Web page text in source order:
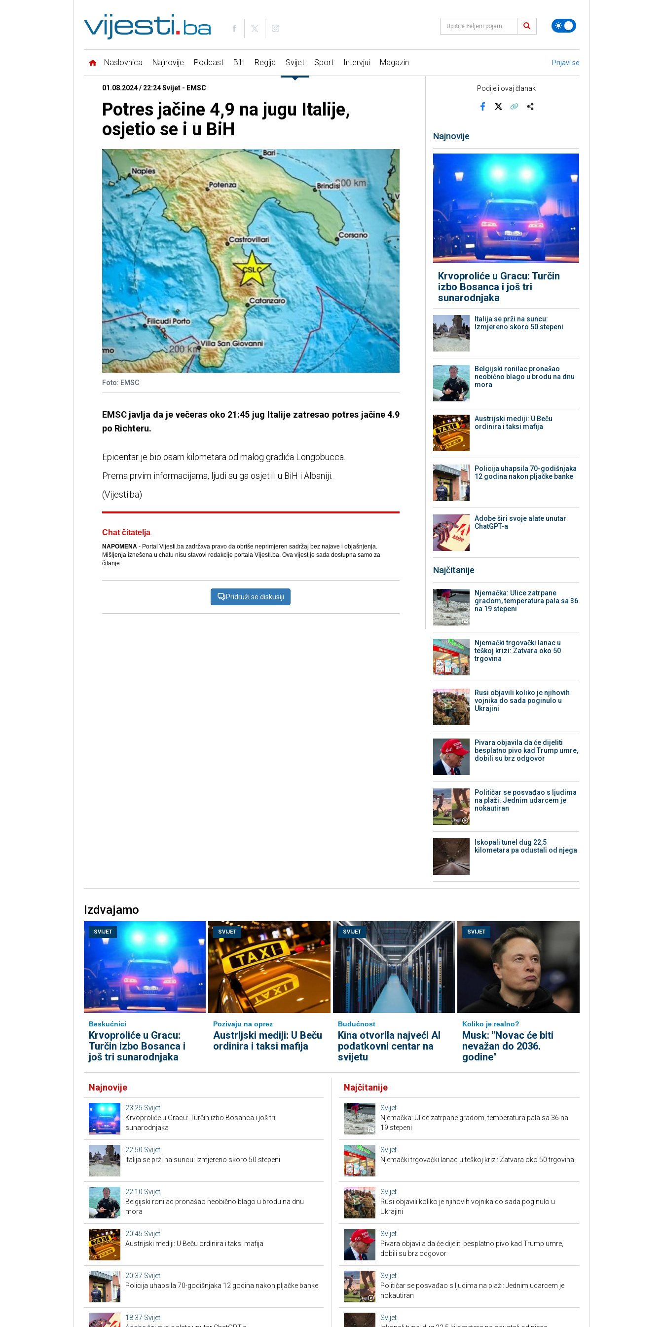
Naslovnica Najnovije Podcast BiH Regija Svijet Sport Intervjui Magazin Prijavi se
01.08.2024 / 22:24 Svijet - EMSC
Potres jačine 4,9 na jugu Italije,
osjetio se i u BiH
Foto: EMSC
EMSC javlja da je večeras oko 21:45 jug Italije zatresao potres jačine 4.9
po Richteru.
Epicentar je bio osam kilometara od malog gradića Longobucca.
Prema prvim informacijama, ljudi su ga osjetili u BiH i Albaniji.
(Vijesti.ba)
Chat čitatelja
NAPOMENA- Portal Vijesti.ba zadržava pravo da obriše neprimjeren sadržaj bez najave i objašnjenja.
Mišljenja iznešena u chatu nisu stavovi redakcije portala Vijesti.ba. Ova vijest je sada dostupna samo za
čitanje.
Pridruži se diskusiji
Podijeli ovaj članak
Najnovije
Krvoproliće u Gracu: Turčin
izbo Bosanca i još tri
sunarodnjaka
Italija se prži na suncu:
Izmjereno skoro 50 stepeni
Belgijski ronilac pronašao
neobično blago u brodu na dnu
mora
Austrijski mediji: U Beču
ordinira i taksi mafija
Policija uhapsila 70-godišnjaka
12 godina nakon pljačke banke
Adobe širi svoje alate unutar
ChatGPT-a
Najčitanije
Njemačka: Ulice zatrpane
gradom, temperatura pala sa 36
na 19 stepeni
Njemački trgovački lanac u
teškoj krizi: Zatvara oko 50
trgovina
Rusi objavili koliko je njihovih
vojnika do sada poginulo u
Ukrajini
Pivara objavila da će dijeliti
besplatno pivo kad Trump umre,
dobili su brz odgovor
Političar se posvađao s ljudima
na plaži: Jednim udarcem je
nokautiran
Iskopali tunel dug 22,5
kilometara pa odustali od njega
Izdvajamo
SVIJET
Beskućnici
Krvoproliće u Gracu:
Turčin izbo Bosanca i
još tri sunarodnjaka
SVIJET
Pozivaju na oprez
Austrijski mediji: U Beču
ordinira i taksi mafija
SVIJET
Budućnost
Kina otvorila najveći AI
podatkovni centar na
svijetu
SVIJET
Koliko je realno?
Musk: "Novac će biti
nevažan do 2036.
godine"
Najnovije
23:25 Svijet
Krvoproliće u Gracu: Turčin izbo Bosanca i još tri
sunarodnjaka
22:50 Svijet
Italija se prži na suncu: Izmjereno skoro 50 stepeni
22:10 Svijet
Belgijski ronilac pronašao neobično blago u brodu na dnu
mora
20:45 Svijet
Austrijski mediji: U Beču ordinira i taksi mafija
20:37 Svijet
Policija uhapsila 70-godišnjaka 12 godina nakon pljačke banke
18:37 Svijet
Najčitanije
Svijet
Njemačka: Ulice zatrpane gradom, temperatura pala sa 36 na
19 stepeni
Svijet
Njemački trgovački lanac u teškoj krizi: Zatvara oko 50 trgovina
Svijet
Rusi objavili koliko je njihovih vojnika do sada poginulo u
Ukrajini
Svijet
Pivara objavila da će dijeliti besplatno pivo kad Trump umre,
dobili su brz odgovor
Svijet
Političar se posvađao s ljudima na plaži: Jednim udarcem je
nokautiran
Svijet